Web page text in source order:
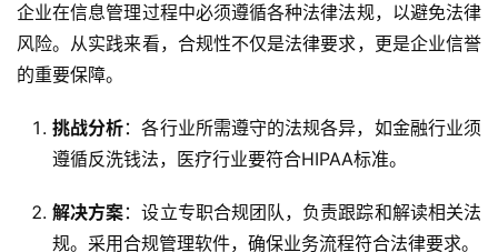
企业在信息管理过程中必须遵循各种法律法规，以避免法律
风险。从实践来看，合规性不仅是法律要求，更是企业信誉
的重要保障。
挑战分析：各行业所需遵守的法规各异，如金融行业须
遵循反洗钱法，医疗行业要符合HIPAA标准。
解决方案：设立专职合规团队，负责跟踪和解读相关法
规。采用合规管理软件，确保业务流程符合法律要求。